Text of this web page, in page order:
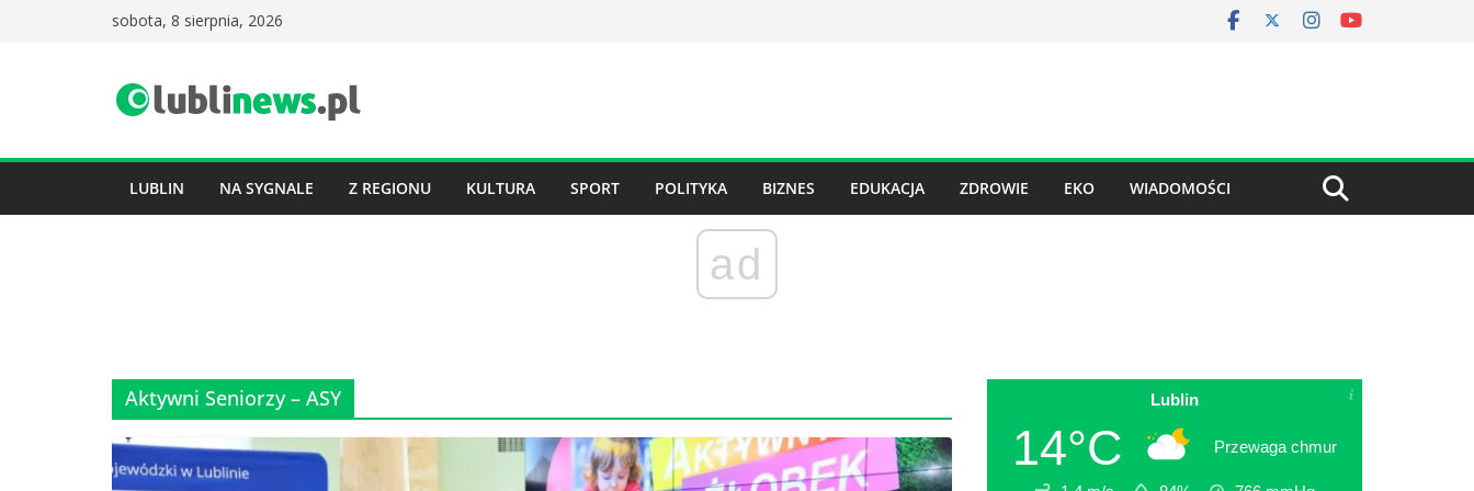
sobota, 8 sierpnia, 2026
LUBLIN NA SYGNALE Z REGIONU KULTURA SPORT POLITYKA BIZNES EDUKACJA ZDROWIE EKO WIADOMOŚCI
ad
Aktywni Seniorzy – ASY Lublin
14°C Przewaga chmur